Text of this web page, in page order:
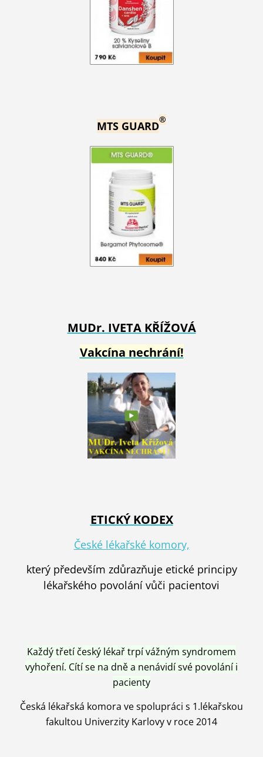
MTS GUARD®
MUDr. IVETA KŘÍŽOVÁ
Vakcína nechrání!
ETICKÝ KODEX
České lékařské komory,
který především zdůrazňuje etické principy
lékařského povolání vůči pacientovi
Každý třetí český lékař trpí vážným syndromem
vyhoření. Cítí se na dně a nenávidí své povolání i
pacienty
Česká lékařská komora ve spolupráci s 1.lékařskou
fakultou Univerzity Karlovy v roce 2014